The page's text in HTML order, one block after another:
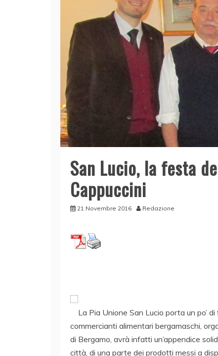
San Lucio, la festa
Cappuccini
21 Novembre 2016 Redazione
La Pia Unione San Lucio porta un po’
commercianti alimentari bergamaschi,
di Bergamo, avrà infatti un’appendice
città, di una parte dei prodotti messi a